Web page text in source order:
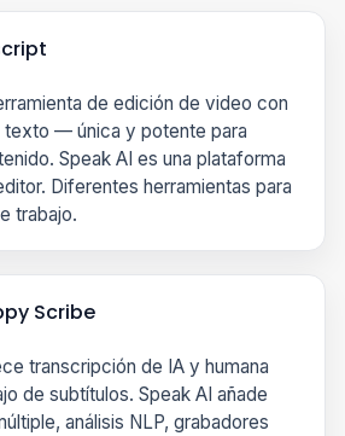
de edición de video con
texto — única y potente para
Speak AI es una plataforma
Diferentes herramientas para
trabajo.
Scribe
transcripción de IA y humana
de subtítulos. Speak AI añade
análisis NLP, grabadores